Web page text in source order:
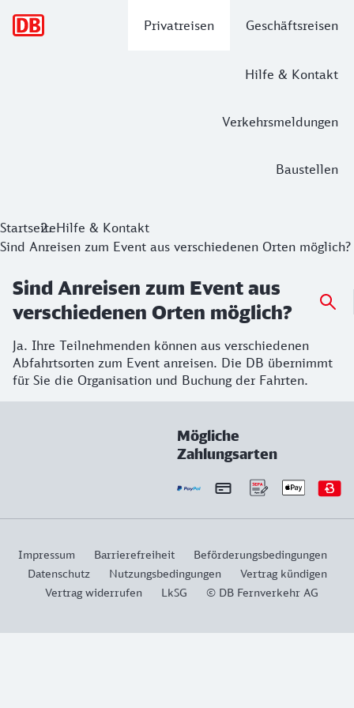
Privatreisen Geschäftsreisen
Hilfe & Kontakt
Verkehrsmeldungen
Baustellen
StartseiteHilfe & Kontakt
Sind Anreisen zum Event aus verschiedenen Orten möglich?
Sind Anreisen zum Event aus
verschiedenen Orten möglich?
Ja. Ihre Teilnehmenden können aus verschiedenen
Abfahrtsorten zum Event anreisen. Die DB übernimmt
für Sie die Organisation und Buchung der Fahrten.
Mögliche
Zahlungsarten
Impressum Barrierefreiheit
Beförderungsbedingungen
Datenschutz
Nutzungsbedingungen
Vertrag kündigen
Vertrag widerrufen
LkSG © DB Fernverkehr AG